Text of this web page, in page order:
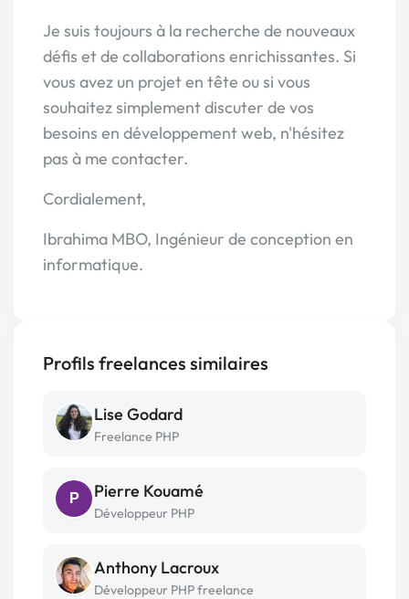
Je suis toujours à la recherche de nouveaux
défis et de collaborations enrichissantes. Si
vous avez un projet en tête ou si vous
souhaitez simplement discuter de vos
besoins en développement web, n'hésitez
pas à me contacter.
Cordialement,
Ibrahima MBO, Ingénieur de conception en
informatique.
Profils freelances similaires
Lise Godard
Freelance PHP
P Pierre Kouamé
Développeur PHP
Anthony Lacroux
Développeur PHP freelance